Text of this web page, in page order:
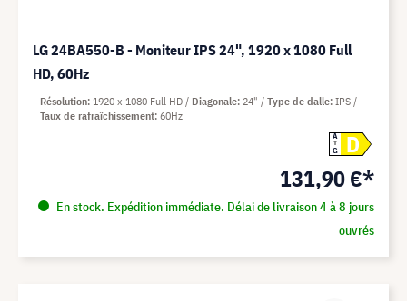
LG 24BA550-B - Moniteur IPS 24", 1920 x 1080 Full
HD, 60Hz
A
G
D
131,90 €*
En stock. Expédition immédiate. Délai de livraison 4 à 8 jours
ouvrés
Résolution 1920 x 1080 Full HD Diagonale 24" Type de dalle IPS
Taux de rafraîchissement 60Hz